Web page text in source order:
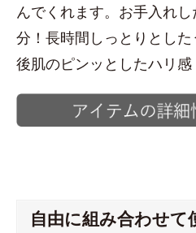
んでくれます。お手入れ
分！長時間しっとりとした
後肌のピンッとしたハリ感
自由に組み合わせて